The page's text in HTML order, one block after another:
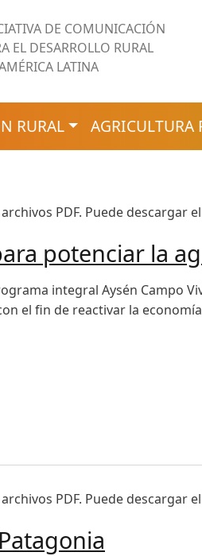
DE COMUNICACIÓN
EL DESARROLLO RURAL
LATINA
RURAL AGRICULTURA
PDF. Puede descargar
potenciar la
integral Aysén Campo
el fin de reactivar la
PDF. Puede descargar